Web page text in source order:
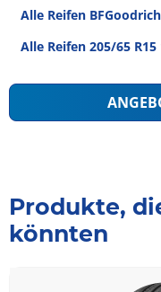
Alle Reifen
Alle Reifen‎ 205/65 R15
Produkte,
könnten